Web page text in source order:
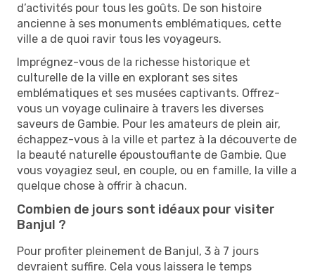
d’activités pour tous les goûts. De son histoire
ancienne à ses monuments emblématiques, cette
ville a de quoi ravir tous les voyageurs.
Imprégnez-vous de la richesse historique et
culturelle de la ville en explorant ses sites
emblématiques et ses musées captivants. Offrez-
vous un voyage culinaire à travers les diverses
saveurs de Gambie. Pour les amateurs de plein air,
échappez-vous à la ville et partez à la découverte de
la beauté naturelle époustouflante de Gambie. Que
vous voyagiez seul, en couple, ou en famille, la ville a
quelque chose à offrir à chacun.
Combien de jours sont idéaux pour visiter
Banjul ?
Pour profiter pleinement de Banjul, 3 à 7 jours
devraient suffire. Cela vous laissera le temps